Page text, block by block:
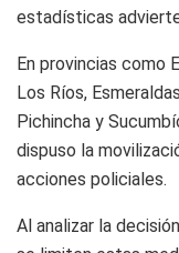
estadísticas
En provincias como
Los Ríos,
Pichincha y
dispuso la
acciones policiales.
Al analizar la